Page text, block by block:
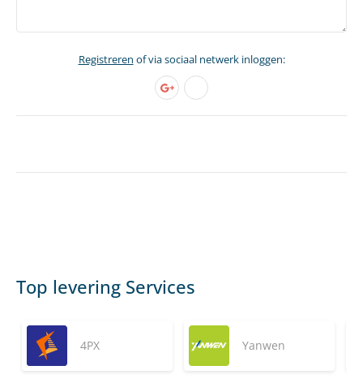
Registreren of via sociaal netwerk inloggen:
Top levering Services
4PX Yanwen